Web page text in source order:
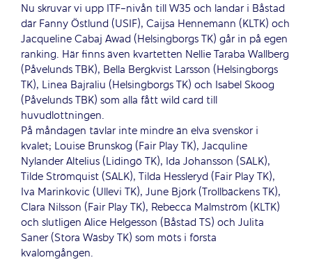
Nu skruvar vi upp ITF-nivån till W35 och landar i Båstad
där Fanny Östlund (USIF), Caijsa Hennemann (KLTK) och
Jacqueline Cabaj Awad (Helsingborgs TK) går in på egen
ranking. Här finns även kvartetten Nellie Taraba Wallberg
(Påvelunds TBK), Bella Bergkvist Larsson (Helsingborgs
TK), Linea Bajraliu (Helsingborgs TK) och Isabel Skoog
(Påvelunds TBK) som alla fått wild card till
huvudlottningen.
På måndagen tävlar inte mindre än elva svenskor i
kvalet; Louise Brunskog (Fair Play TK), Jacquline
Nylander Altelius (Lidingö TK), Ida Johansson (SALK),
Tilde Strömquist (SALK), Tilda Hessleryd (Fair Play TK),
Iva Marinkovic (Ullevi TK), June Björk (Trollbäckens TK),
Clara Nilsson (Fair Play TK), Rebecca Malmström (KLTK)
och slutligen Alice Helgesson (Båstad TS) och Julita
Saner (Stora Wäsby TK) som möts i första
kvalomgången.